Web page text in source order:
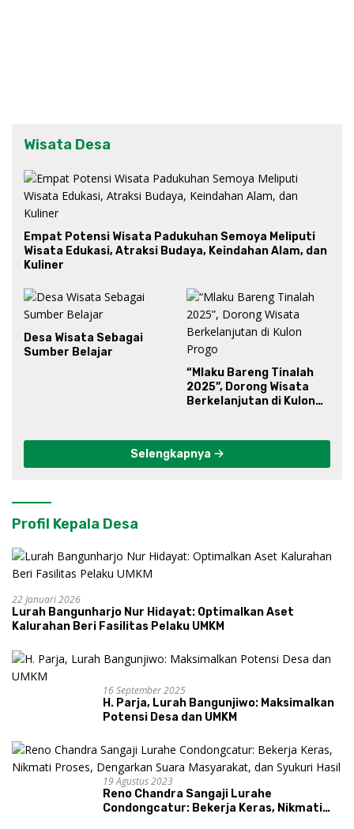
Wisata Desa
Empat Potensi Wisata Padukuhan Semoya Meliputi
Wisata Edukasi, Atraksi Budaya, Keindahan Alam, dan
Kuliner
Desa Wisata Sebagai
Sumber Belajar
“Mlaku Bareng Tinalah
2025”, Dorong Wisata
Berkelanjutan di Kulon
Selengkapnya
Profil Kepala Desa
22 Januari 2026
Lurah Bangunharjo Nur Hidayat: Optimalkan Aset
Kalurahan Beri Fasilitas Pelaku UMKM
16 September 2025
H. Parja, Lurah Bangunjiwo: Maksimalkan
Potensi Desa dan UMKM
19 Agustus 2023
Reno Chandra Sangaji Lurahe
Condongcatur: Bekerja Keras, Nikmati